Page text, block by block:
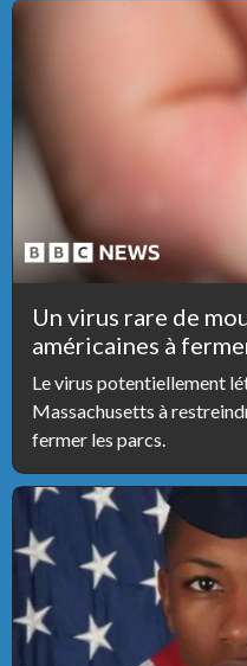
Un virus rare de
américaines à
Le virus potentiellement
Massachusetts à
fermer les parcs.